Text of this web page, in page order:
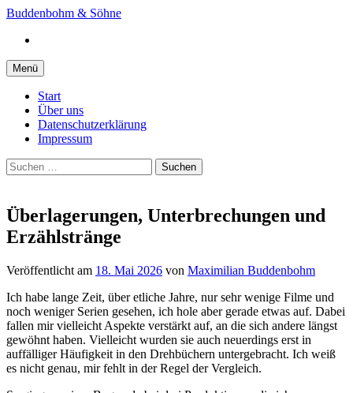
Springe
Inhalt
Buddenbohm & Söhne
Menü
Start
Über uns
Datenschutzerklärung
Impressum
Suchen
nach:
Überlagerungen, Unterbrechungen und
Erzählstränge
Veröffentlicht am 18. Mai 2026 von Maximilian Buddenbohm
Ich habe lange Zeit, über etliche Jahre, nur sehr wenige Filme und
noch weniger Serien gesehen, ich hole aber gerade etwas auf. Dabei
fallen mir vielleicht Aspekte verstärkt auf, an die sich andere längst
gewöhnt haben. Vielleicht wurden sie auch neuerdings erst in
auffälliger Häufigkeit in den Drehbüchern untergebracht. Ich weiß
es nicht genau, mir fehlt in der Regel der Vergleich.